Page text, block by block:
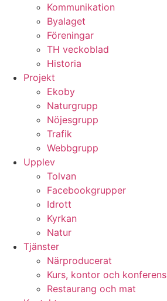
Kommunikation
Byalaget
Föreningar
TH veckoblad
Historia
Projekt
Ekoby
Naturgrupp
Nöjesgrupp
Trafik
Webbgrupp
Upplev
Tolvan
Facebookgrupper
Idrott
Kyrkan
Natur
Tjänster
Närproducerat
Kurs, kontor och konferens
Restaurang och mat